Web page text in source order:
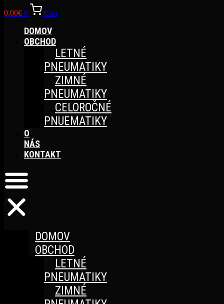
0,00€ 0 Cart
DOMOV
OBCHOD
LETNÉ
PNEUMATIKY
ZIMNÉ
PNEUMATIKY
CELOROČNÉ
PNUEMATIKY
O
NÁS
KONTAKT
DOMOV
OBCHOD
LETNÉ
PNEUMATIKY
ZIMNÉ